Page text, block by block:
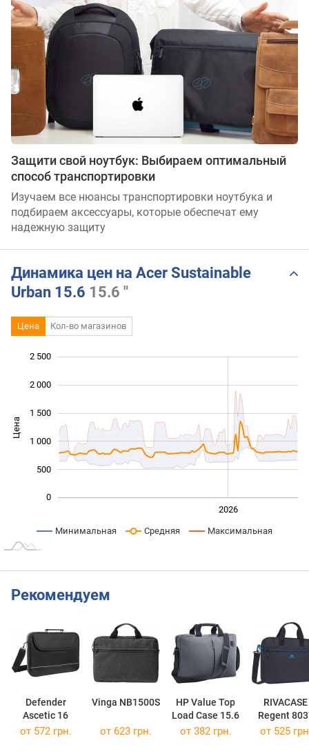
Защити свой ноутбук: Выбираем оптимальный
способ транспортировки
Изучаем все нюансы транспортировки ноутбука и
подбираем аксессуары, которые обеспечат ему
надежную защиту
Динамика цен на Acer Sustainable
Urban 15.6 15.6 "
Цена Кол-во магазинов
Цена
0
500
1 000
1 500
2 000
2 500
2026
Минимальная Средняя Максимальная
Рекомендуем
Defender
Ascetic 16
Vinga NB1500S
HP Value Top
Load Case 15.6
RIVACASE
Regent
от 572 грн. от 623 грн. от 382 грн. от 525